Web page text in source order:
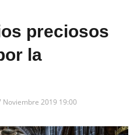
preciosos
la
Noviembre 2019 19:00